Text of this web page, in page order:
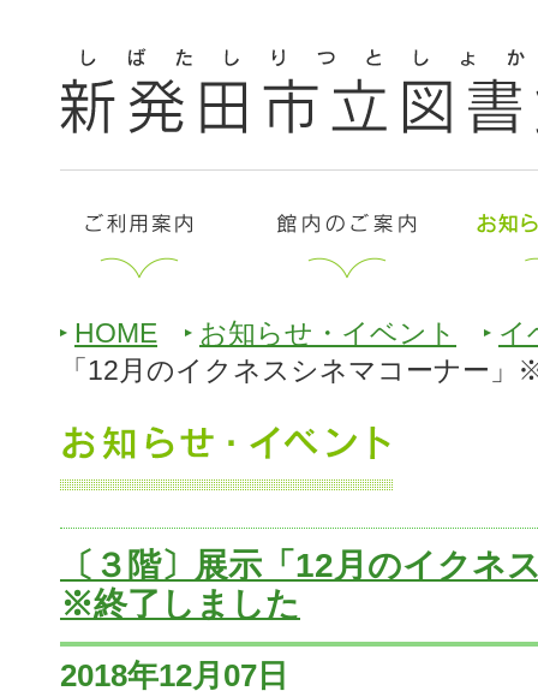
HOME お知らせ・イベント
イ
「12月のイクネスシネマコーナー
〔３階〕展示「12月のイクネ
※終了しました
2018年12月07日